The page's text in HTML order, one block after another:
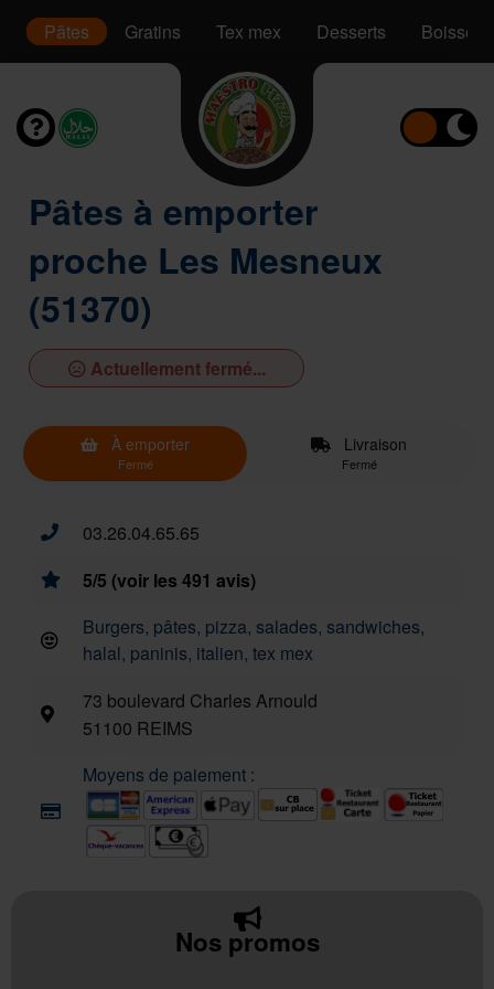
Pâtes Gratins Tex mex Desserts Boissons
Pâtes à emporter
proche Les Mesneux
(51370)
Actuellement fermé...
À emporter
Fermé
Livraison
Fermé
03.26.04.65.65
5/5 (voir les 491 avis)
Burgers, pâtes, pizza, salades, sandwiches,
halal, paninis, italien, tex mex
73 boulevard Charles Arnould
51100 REIMS
Moyens de paiement :
Nos promos